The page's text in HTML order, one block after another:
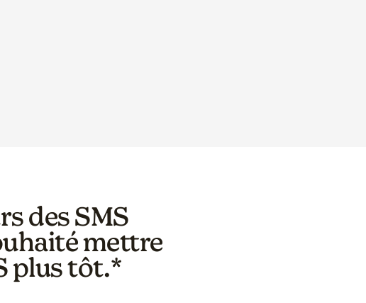
des SMS
mettre
plus tôt.*